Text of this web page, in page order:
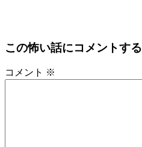
この怖い話にコメントする
コメント ※